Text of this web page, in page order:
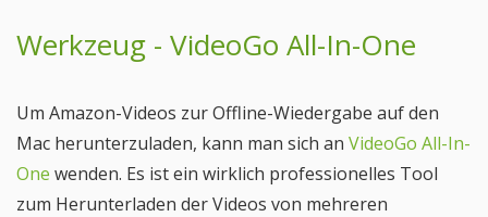
Werkzeug - VideoGo All-In-One
Um Amazon-Videos zur Offline-Wiedergabe auf den
Mac herunterzuladen, kann man sich an VideoGo All-In-
One wenden. Es ist ein wirklich professionelles Tool
zum Herunterladen der Videos von mehreren